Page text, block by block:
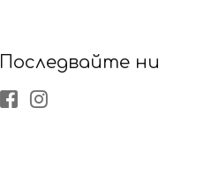
Последвайте ни
Facebook